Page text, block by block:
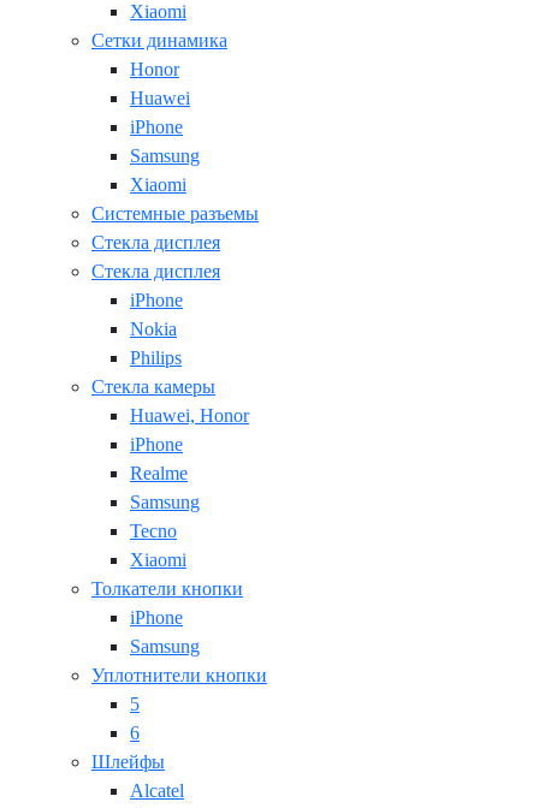
Xiaomi
Сетки динамика
Honor
Huawei
iPhone
Samsung
Xiaomi
Системные разъемы
Стекла дисплея
Стекла дисплея
iPhone
Nokia
Philips
Стекла камеры
Huawei, Honor
iPhone
Realme
Samsung
Tecno
Xiaomi
Толкатели кнопки
iPhone
Samsung
Уплотнители кнопки
5
6
Шлейфы
Alcatel